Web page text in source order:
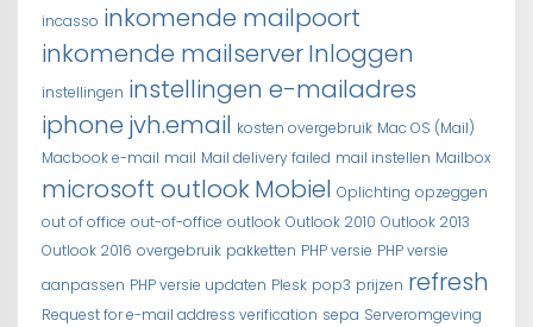
incasso inkomende mailpoort
inkomende mailserverInloggen
instellingen instellingen e-mailadres
iphone jvh.email kosten overgebruik Mac OS (Mail)
Macbook e-mail mail Mail delivery failed mail instellen Mailbox
microsoft outlookMobiel Oplichting opzeggen
out of office out-of-office outlook Outlook 2010 Outlook 2013
Outlook 2016 overgebruik pakketten PHP versie PHP versie
aanpassen PHP versie updaten Plesk pop3 prijzen refresh
Request for e-mail address verification sepa Serveromgeving